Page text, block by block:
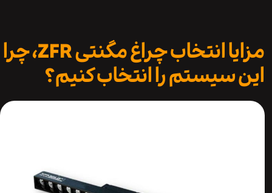
مزایا انتخاب چراغ مگنتی ZFR، چرا
سیستم را انتخاب کنیم؟